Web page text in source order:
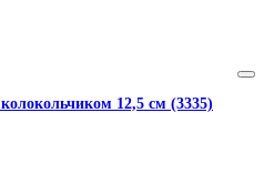
12,5 см (3335)